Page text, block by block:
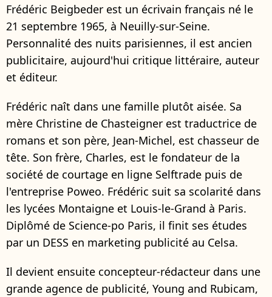
Frédéric Beigbeder est un écrivain français né le
21 septembre 1965, à Neuilly-sur-Seine.
Personnalité des nuits parisiennes, il est ancien
publicitaire, aujourd'hui critique littéraire, auteur
et éditeur.
Frédéric naît dans une famille plutôt aisée. Sa
mère Christine de Chasteigner est traductrice de
romans et son père, Jean-Michel, est chasseur de
tête. Son frère, Charles, est le fondateur de la
société de courtage en ligne Selftrade puis de
l'entreprise Poweo. Frédéric suit sa scolarité dans
les lycées Montaigne et Louis-le-Grand à Paris.
Diplômé de Science-po Paris, il finit ses études
par un DESS en marketing publicité au Celsa.
Il devient ensuite concepteur-rédacteur dans une
grande agence de publicité, Young and Rubicam,